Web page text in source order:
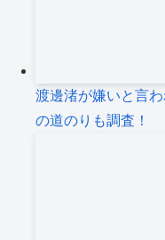
渡邊渚が嫌いと言
の道のりも調査！